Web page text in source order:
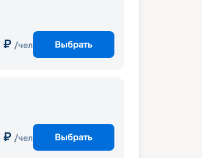
₽ /чел Выбрать
₽ /чел Выбрать